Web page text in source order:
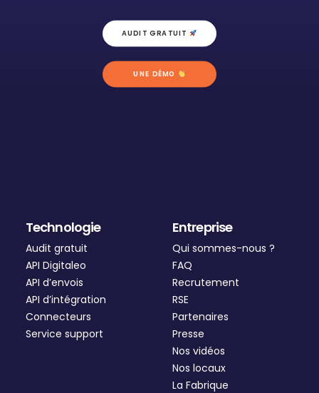
AUDIT GRATUIT
UNE DÉMO
Technologie
Audit gratuit
API Digitaleo
API d’envois
API d’intégration
Connecteurs
Service support
Entreprise
Qui sommes-nous ?
FAQ
Recrutement
RSE
Partenaires
Presse
Nos vidéos
Nos locaux
La Fabrique